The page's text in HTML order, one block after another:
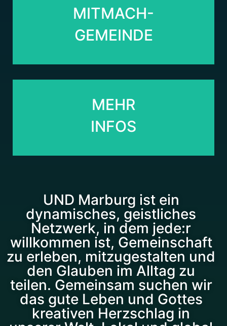
MITMACH-
GEMEINDE
MITMACH-
GEMEINDE
MEHR
INFOS
MEHR
INFOS
UND Marburg ist ein
dynamisches, geistliches
Netzwerk, in dem jede:r
willkommen ist, Gemeinschaft
zu erleben, mitzugestalten und
den Glauben im Alltag zu
teilen. Gemeinsam suchen wir
das gute Leben und Gottes
kreativen Herzschlag in